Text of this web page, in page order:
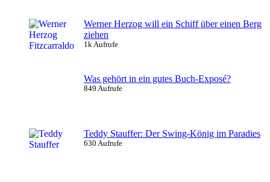
Werner Herzog will ein Schiff über einen Berg
ziehen
1k Aufrufe
Was gehört in ein gutes Buch-Exposé?
849 Aufrufe
Teddy Stauffer: Der Swing-König im Paradies
630 Aufrufe